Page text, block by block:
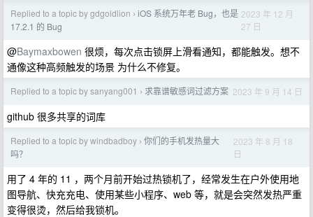
Replied to a topic by gdgoldlion › iOS 系统万年老 Bug，也是
17.2.1 的 Bug
2023 年 12 月
27 日
@Baymaxbowen 很烦，每次点击锁屏上滑看通知，都能触发。想不
通像这种高频触发的场景 为什么不修复。
Replied to a topic by sanyang001 › 求靠谱敏感词过滤方案 2023 年 9 月 14 日
github 很多共享的词库
Replied to a topic by windbadboy › 你们的手机发热量大
吗？
2023 年 8 月 18
日
用了 4 年的 11 ，两个月前开始过热锁机了，经常发生在户外使用地
图导航、快充充电、使用某些小程序、web 等，就是会突然发热严重
变得很烫，然后给我锁机。